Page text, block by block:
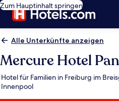
Zum Hauptinhalt springen
Alle Unterkünfte anzeigen
Mercure Hotel
Hotel für Familien in Freiburg im
Innenpool